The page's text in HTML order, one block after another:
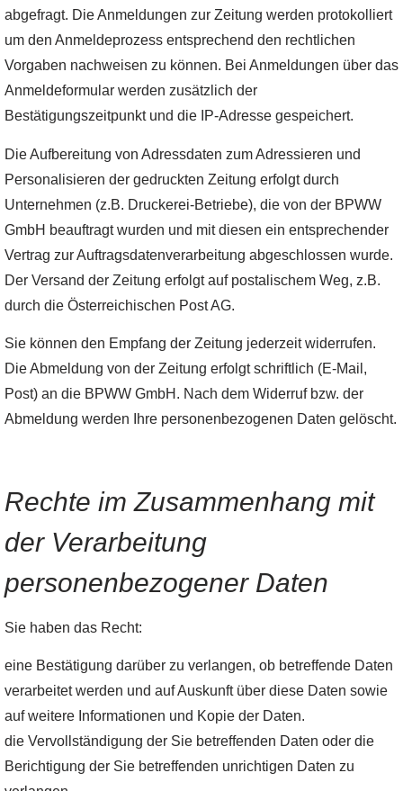
abgefragt. Die Anmeldungen zur Zeitung werden protokolliert
um den Anmeldeprozess entsprechend den rechtlichen
Vorgaben nachweisen zu können. Bei Anmeldungen über das
Anmeldeformular werden zusätzlich der
Bestätigungszeitpunkt und die IP-Adresse gespeichert.
Die Aufbereitung von Adressdaten zum Adressieren und
Personalisieren der gedruckten Zeitung erfolgt durch
Unternehmen (z.B. Druckerei-Betriebe), die von der BPWW
GmbH beauftragt wurden und mit diesen ein entsprechender
Vertrag zur Auftragsdatenverarbeitung abgeschlossen wurde.
Der Versand der Zeitung erfolgt auf postalischem Weg, z.B.
durch die Österreichischen Post AG.
Sie können den Empfang der Zeitung jederzeit widerrufen.
Die Abmeldung von der Zeitung erfolgt schriftlich (E-Mail,
Post) an die BPWW GmbH. Nach dem Widerruf bzw. der
Abmeldung werden Ihre personenbezogenen Daten gelöscht.
Rechte im Zusammenhang mit
der Verarbeitung
personenbezogener Daten
Sie haben das Recht:
eine Bestätigung darüber zu verlangen, ob betreffende Daten
verarbeitet werden und auf Auskunft über diese Daten sowie
auf weitere Informationen und Kopie der Daten.
die Vervollständigung der Sie betreffenden Daten oder die
Berichtigung der Sie betreffenden unrichtigen Daten zu